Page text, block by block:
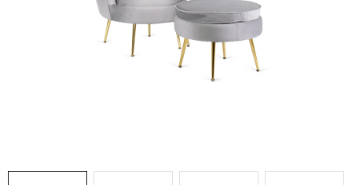
ZÁHRADNÝ NÁBYTOK
STOJANY A REGÁLY